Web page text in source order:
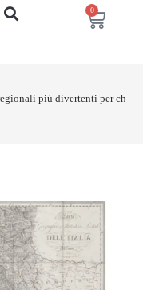
0
più divertenti per